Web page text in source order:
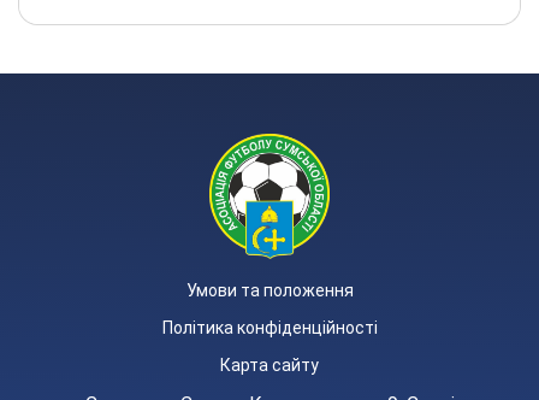
Умови та положення
Політика конфіденційності
Карта сайту